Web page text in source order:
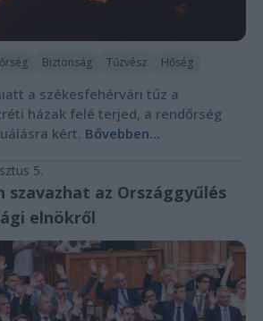
Biztonság Tűzvész Hőség
a székesfehérvári tűz a
házak felé terjed, a rendőrség
kért. Bővebben...
5.
szavazhat az Országgyűlés
elnökről